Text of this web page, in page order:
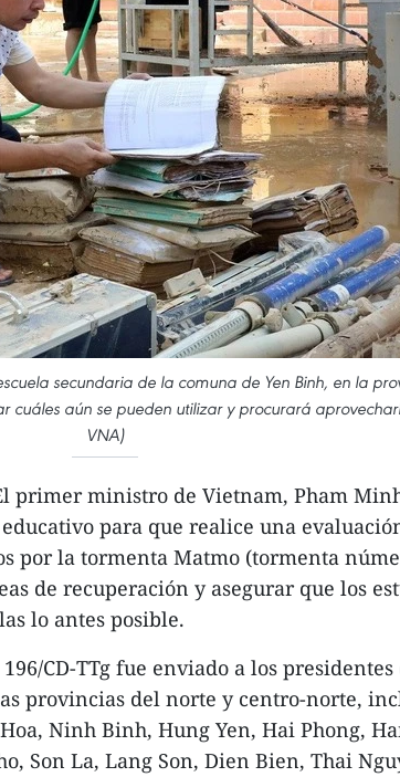
secundaria de la comuna de Yen Binh, en la
cuáles aún se pueden utilizar y procurará
VNA)
primer ministro de Vietnam, Pham
para que realice una
por la tormenta Matmo (tormenta
de recuperación y asegurar que los
lo antes posible.
CD-TTg fue enviado a los presidentes
provincias del norte y centro-norte,
Ninh Binh, Hung Yen, Hai Phong,
Son La, Lang Son, Dien Bien, Thai